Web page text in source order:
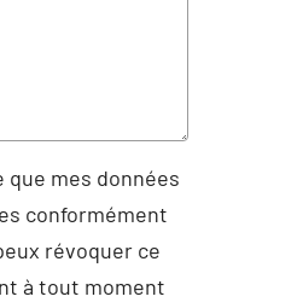
que mes données
conformément
révoquer ce
à tout moment